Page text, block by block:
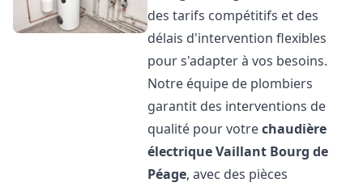
des tarifs compétitifs et des
délais d'intervention flexibles
pour s'adapter à vos besoins.
Notre équipe de plombiers
garantit des interventions de
qualité pour votrechaudière
électrique Vaillant Bourg de
Péage, avec des pièces